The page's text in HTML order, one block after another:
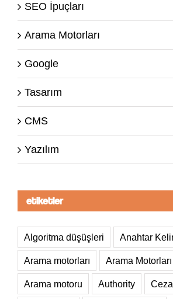
SEO İpuçları
Arama Motorları
Google
Tasarım
CMS
Yazılım
etiketler
Algoritma düşüşleri Anahtar
Arama motorları Arama
Arama motoru Authority